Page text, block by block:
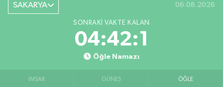
SAKARYA 06.08.2026
SONRAKI VAKTE KALAN
04:42:1
Öğle Namazı
İMSAK GÜNEŞ ÖĞLE